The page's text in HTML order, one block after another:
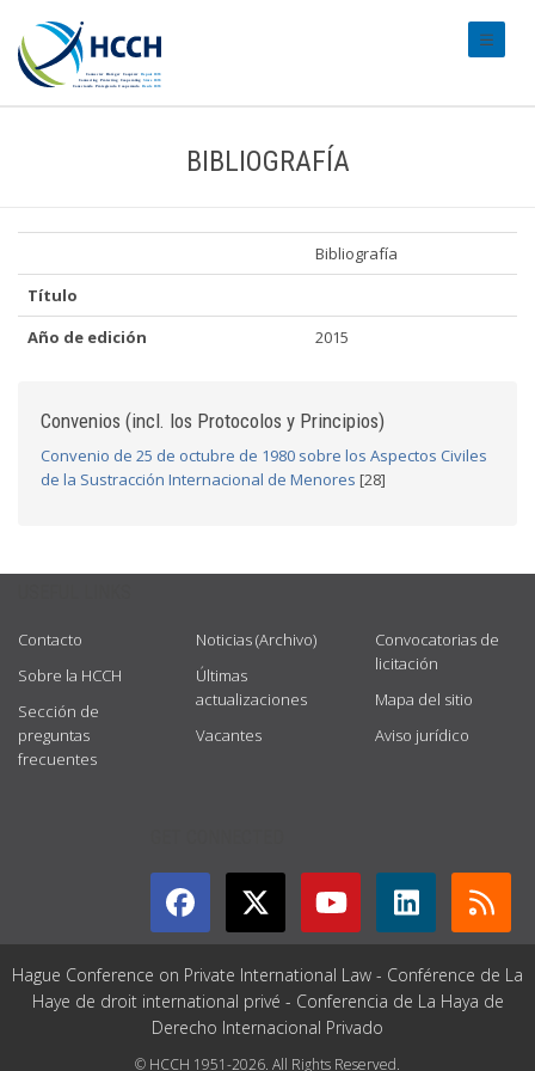
BIBLIOGRAFÍA
Bibliografía
Título
Año de edición
2015
Convenios (incl. los Protocolos y Principios)
Convenio de 25 de octubre de 1980 sobre los Aspectos Civiles
de la Sustracción Internacional de Menores [28]
Contacto
Sobre la HCCH
Sección de
preguntas
frecuentes
Noticias (Archivo)
Últimas
actualizaciones
Vacantes
Convocatorias de
licitación
Mapa del sitio
Aviso jurídico
Hague Conference on Private International Law - Conférence de La
Haye de droit international privé - Conferencia de La Haya de
Derecho Internacional Privado
© HCCH 1951-2026. All Rights Reserved.